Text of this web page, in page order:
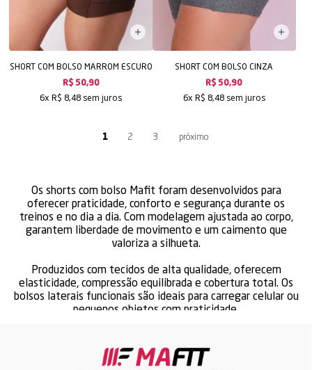
SHORT COM BOLSO MARROM ESCURO
R$ 50,90
6x R$ 8,48 sem juros
SHORT COM BOLSO CINZA
R$ 50,90
6x R$ 8,48 sem juros
1 2 3
Os shorts com bolso Mafit foram desenvolvidos para
oferecer praticidade, conforto e segurança durante os
treinos e no dia a dia. Com modelagem ajustada ao corpo,
garantem liberdade de movimento e um caimento que
valoriza a silhueta.
Produzidos com tecidos de alta qualidade, oferecem
elasticidade, compressão equilibrada e cobertura total. Os
bolsos laterais funcionais são ideais para carregar celular ou
pequenos objetos com praticidade.